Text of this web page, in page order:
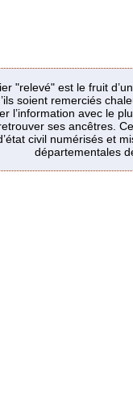
"relevé" est le fruit
soient remerciés
l’information avec le
ses ancêtres.
civil numérisés et
départementales